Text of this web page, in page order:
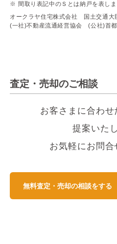
間取り表記中のＳとは納戸を表し
オークラヤ住宅株式会社 国土交通大
(一社)不動産流通経営協会 (公社)首
査定・売却のご相談
お客さまに合わせ
提案いた
お気軽にお問合
無料査定・売却の相談をする